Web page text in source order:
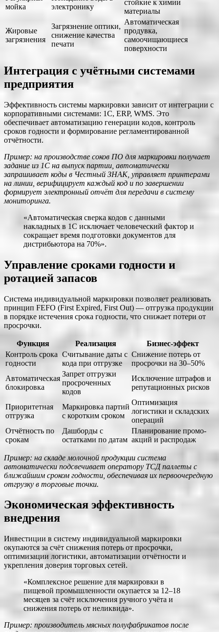
мойка
электронику
стойкие к химии
материалы
Жировые
загрязнения
Загрязнение оптики,
снижение качества
печати
Автоматическая
продувка,
самоочищающиеся
поверхности
Интеграция с учётными системами
предприятия
Эффективность системы маркировки зависит от интеграции с
корпоративными системами: 1С, ERP, WMS. Это
обеспечивает автоматизацию генерации кодов, контроль
сроков годности и формирование регламентированной
отчётности.
Пример: на производстве соков ПО для маркировки получает
задание из 1С на выпуск партии, автоматически
запрашивает коды в Честный ЗНАК, управляет принтерами
на линии, верифицирует каждый код и по завершении
формирует электронный отчёт для передачи в систему
мониторинга.
«Автоматическая сверка кодов с данными
накладных в 1С исключает человеческий фактор и
сокращает время подготовки документов для
дистрибьютора на 70%».
Управление сроками годности и
ротацией запасов
Система индивидуальной маркировки позволяет реализовать
принцип FEFO (First Expired, First Out) — отгрузка продукции
в порядке истечения срока годности, что снижает потери от
просрочки.
Функция Реализация
Бизнес-эффект
Контроль срока
годности
Считывание даты с
кода при отгрузке
Снижение потерь от
просрочки на 30–50%
Автоматическая
блокировка
Запрет отгрузки
просроченных
кодов
Исключение штрафов и
репутационных рисков
Приоритетная
отгрузка
Маркировка партий
с коротким сроком
Оптимизация
логистики и складских
операций
Отчётность по
срокам
Дашборды с
остатками по датам
Планирование промо-
акций и распродаж
Пример: на складе молочной продукции система
автоматически подсвечивает оператору ТСД паллеты с
ближайшим сроком годности, обеспечивая их первоочередную
отгрузку в торговые точки.
Экономическая эффективность
внедрения
Инвестиции в систему индивидуальной маркировки
окупаются за счёт снижения потерь от просрочки,
оптимизации логистики, автоматизации отчётности и
укрепления доверия торговых сетей.
«Комплексное решение для маркировки в
пищевой промышленности окупается за 12–18
месяцев за счёт исключения ручного учёта и
снижения потерь от неликвида».
Пример: производитель мясных полуфабрикатов после